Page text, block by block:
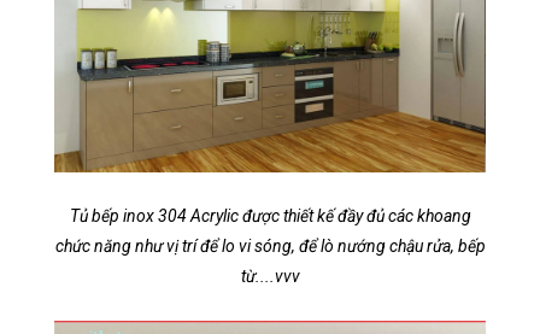
Tủ bếp inox 304 Acrylic được thiết kế đầy đủ các khoang
chức năng như vị trí để lo vi sóng, để lò nướng chậu rửa, bếp
từ....vvv